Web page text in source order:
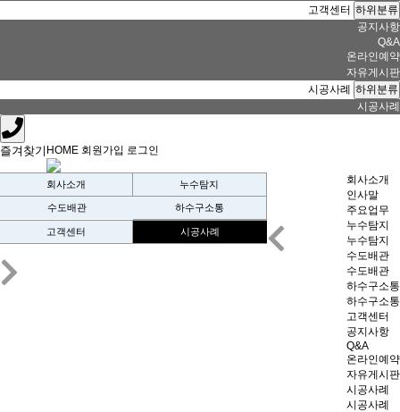
고객센터 하위분류
공지사항
Q&A
온라인예약
자유게시판
시공사례 하위분류
시공사례
즐겨찾기 HOME 회원가입 로그인
회사소개
인사말
주요업무
누수탐지
누수탐지
수도배관
수도배관
하수구소통
하수구소통
고객센터
공지사항
Q&A
온라인예약
자유게시판
시공사례
시공사례
회사소개 누수탐지
수도배관 하수구소통
고객센터 시공사례